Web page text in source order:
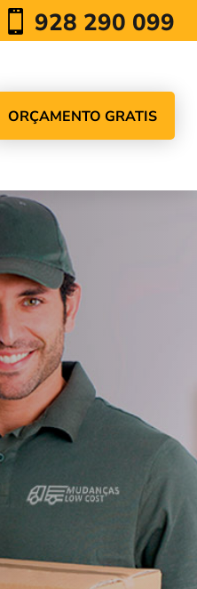
 928 290 099
ORÇAMENTO GRATIS